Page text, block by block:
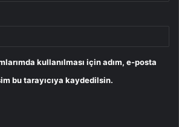
kullanılması için adım, e-posta
bu tarayıcıya kaydedilsin.